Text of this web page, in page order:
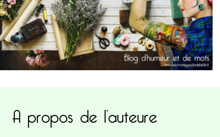
A propos de l’auteure